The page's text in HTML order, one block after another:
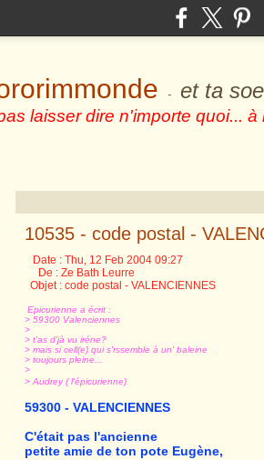
- et ta
laisser dire n'importe quoi... à
10535 - code postal -
Date : Thu, 12 Feb 2004 09:27
De : Ze Bath Leurre
Objet : code postal - VALENCIENNES
Epicurienne a écrit :
> 59300 Valenciennes
>
> t'as d'jà vu iréne?
> mais si cell(e) qui s'rssemble à un' baleine
> toujours pleine...
>
> Audrey ( l'épicurienne)
59300 - VALENCIENNES
C'était pas l'ancienne
petite amie de ton pote Eugène,